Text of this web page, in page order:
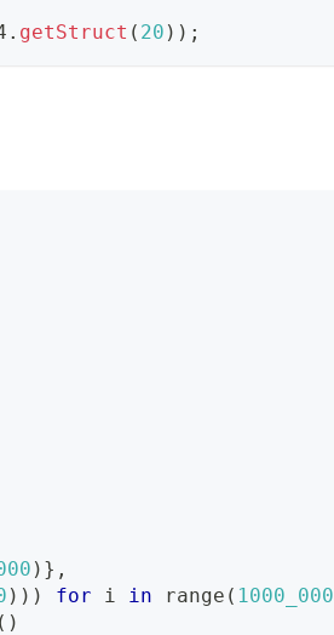
. getStruct ( 20 ) ) ;
) } ,
) ) ) for i in range ( 1000_000
( )